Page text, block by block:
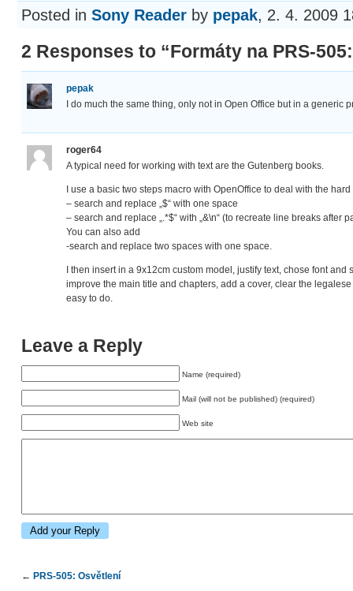
Posted in Sony Reader by pepak, 2. 4. 2009
2 Responses to “Formáty na PRS-
pepak
I do much the same thing, only not in Open Office but in a generic
roger64
A typical need for working with text are the Gutenberg books.
I use a basic two steps macro with OpenOffice to deal with the
– search and replace „$“ with one space
– search and replace „.*$“ with „&\n“ (to recreate line breaks after
You can also add
-search and replace two spaces with one space.
I then insert in a 9x12cm custom model, justify text, chose font
improve the main title and chapters, add a cover, clear the
easy to do.
Leave a Reply
Name (required)
Mail (will not be published) (required)
Web site
← PRS-505: Osvětlení